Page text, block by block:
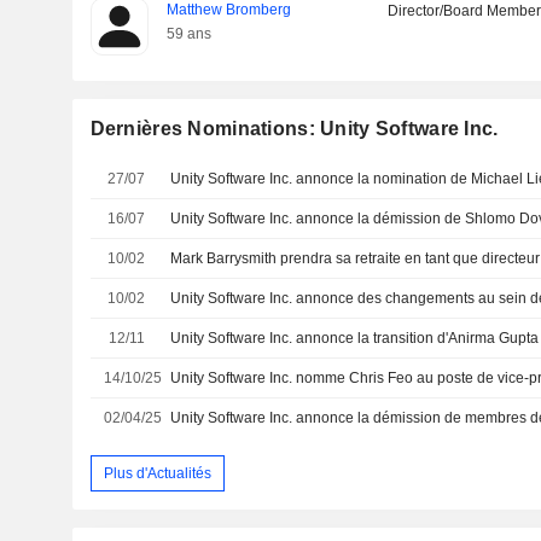
Matthew Bromberg
59 ans
Director/Board Member
Dernières Nominations: Unity Software Inc.
27/07
16/07
10/02
10/02
12/11
14/10/25
02/04/25
Plus d'Actualités